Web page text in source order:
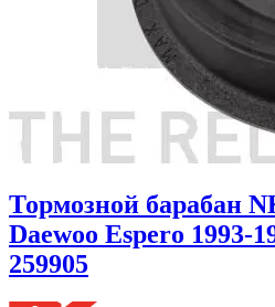
Тормозной барабан
Daewoo Espero 1993-
259905